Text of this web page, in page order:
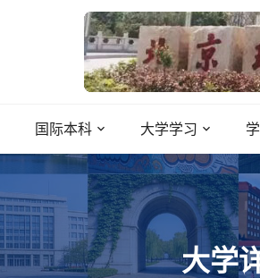
国际本科 大学学习
大学